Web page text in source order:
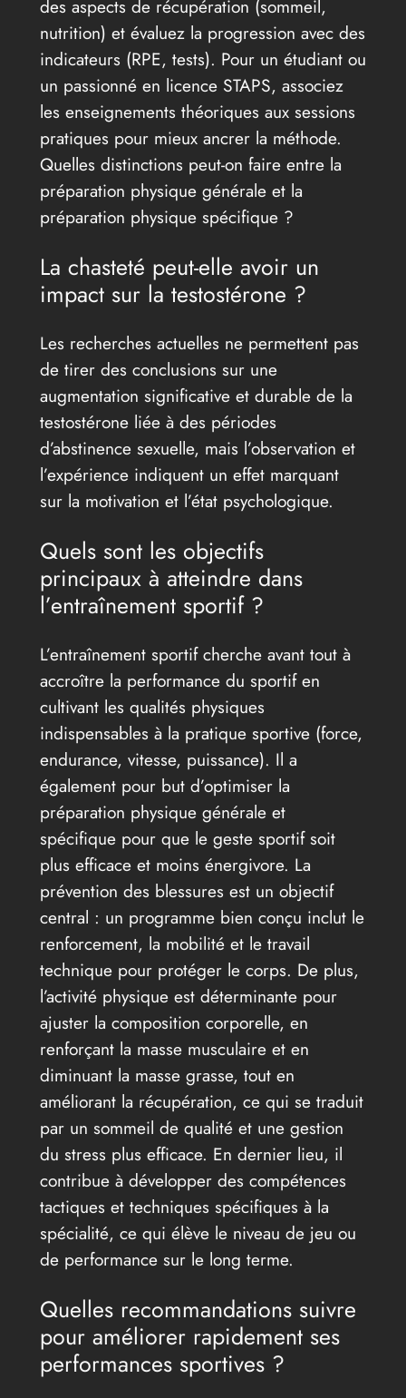
des aspects de récupération (sommeil,
nutrition) et évaluez la progression avec des
indicateurs (RPE, tests). Pour un étudiant ou
un passionné en licence STAPS, associez
les enseignements théoriques aux sessions
pratiques pour mieux ancrer la méthode.
Quelles distinctions peut-on faire entre la
préparation physique générale et la
préparation physique spécifique ?
La chasteté peut-elle avoir un
impact sur la testostérone ?
Les recherches actuelles ne permettent pas
de tirer des conclusions sur une
augmentation significative et durable de la
testostérone liée à des périodes
d’abstinence sexuelle, mais l’observation et
l’expérience indiquent un effet marquant
sur la motivation et l’état psychologique.
Quels sont les objectifs
principaux à atteindre dans
l’entraînement sportif ?
L’entraînement sportif cherche avant tout à
accroître la performance du sportif en
cultivant les qualités physiques
indispensables à la pratique sportive (force,
endurance, vitesse, puissance). Il a
également pour but d’optimiser la
préparation physique générale et
spécifique pour que le geste sportif soit
plus efficace et moins énergivore. La
prévention des blessures est un objectif
central : un programme bien conçu inclut le
renforcement, la mobilité et le travail
technique pour protéger le corps. De plus,
l’activité physique est déterminante pour
ajuster la composition corporelle, en
renforçant la masse musculaire et en
diminuant la masse grasse, tout en
améliorant la récupération, ce qui se traduit
par un sommeil de qualité et une gestion
du stress plus efficace. En dernier lieu, il
contribue à développer des compétences
tactiques et techniques spécifiques à la
spécialité, ce qui élève le niveau de jeu ou
de performance sur le long terme.
Quelles recommandations suivre
pour améliorer rapidement ses
performances sportives ?